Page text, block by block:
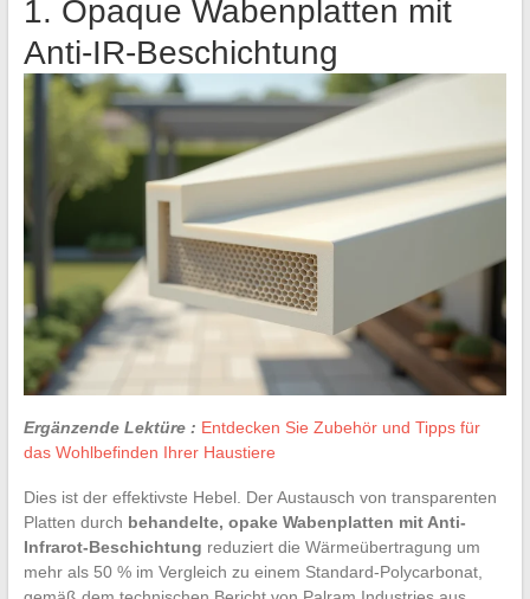
1. Opaque Wabenplatten mit
Anti-IR-Beschichtung
Ergänzende Lektüre : Entdecken Sie Zubehör und Tipps für
das Wohlbefinden Ihrer Haustiere
Dies ist der effektivste Hebel. Der Austausch von transparenten
Platten durch behandelte, opake Wabenplatten mit Anti-
Infrarot-Beschichtung reduziert die Wärmeübertragung um
mehr als 50 % im Vergleich zu einem Standard-Polycarbonat,